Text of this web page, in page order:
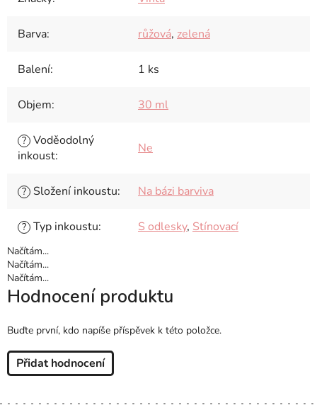
Barva: růžová, zelená
Balení: 1 ks
Objem: 30 ml
? Voděodolný
inkoust: Ne
? Složení inkoustu: Na bázi barviva
? Typ inkoustu: S odlesky, Stínovací
Načítám...
Načítám...
Načítám...
Hodnocení produktu
Buďte první, kdo napíše příspěvek k této položce.
Přidat hodnocení